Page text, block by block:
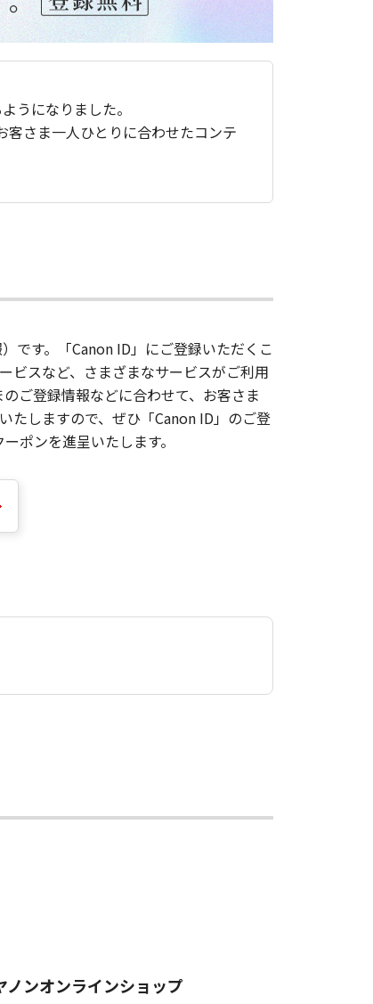
うになりました。
さま一人ひとりに合わせたコンテ
です。「Canon ID」にご登録いただくこ
ビスなど、さまざまなサービスがご利用
ご登録情報などに合わせて、お客さま
たしますので、ぜひ「Canon ID」のご登
ポンを進呈いたします。
ノンオンラインショップ